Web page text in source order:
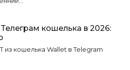
кошелька в 2026:
из кошелька Wallet в Telegram